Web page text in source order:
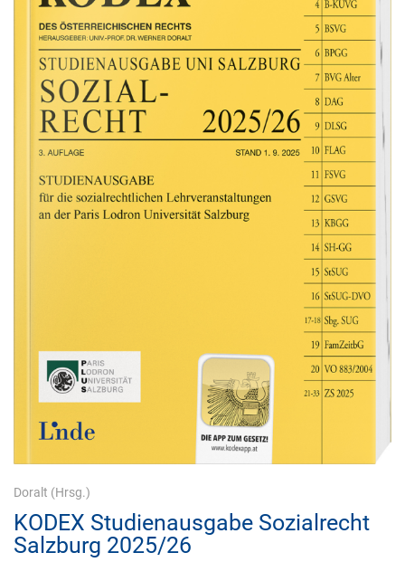
Doralt (Hrsg.)
KODEX Studienausgabe Sozialrecht
Salzburg 2025/26